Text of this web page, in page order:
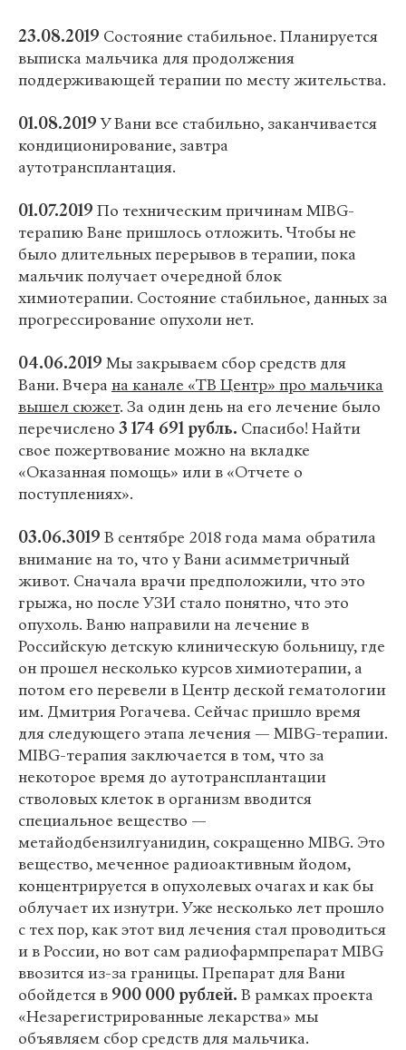
23.08.2019 Состояние стабильное. Планируется
выписка мальчика для продолжения
поддерживающей терапии по месту жительства.
01.08.2019У Вани все стабильно, заканчивается
кондиционирование, завтра
аутотрансплантация.
01.07.2019 По техническим причинам MIBG-
терапию Ване пришлось отложить. Чтобы не
было длительных перерывов в терапии, пока
мальчик получает очередной блок
химиотерапии. Состояние стабильное, данных за
прогрессирование опухоли нет.
04.06.2019 Мы закрываем сбор средств для
Вани. Вчера на канале «ТВ Центр» про мальчика
вышел сюжет. За один день на его лечение было
перечислено 3 174 691 рубль. Спасибо! Найти
свое пожертвование можно на вкладке
«Оказанная помощь» или в «Отчете о
поступлениях».
03.06.3019 В сентябре 2018 года мама обратила
внимание на то, что у Вани асимметричный
живот. Сначала врачи предположили, что это
грыжа, но после УЗИ стало понятно, что это
опухоль. Ваню направили на лечение в
Российскую детскую клиническую больницу, где
он прошел несколько курсов химиотерапии, а
потом его перевели в Центр деской гематологии
им. Дмитрия Рогачева. Сейчас пришло время
для следующего этапа лечения — MIBG-терапии.
MIBG-терапия заключается в том, что за
некоторое время до аутотрансплантации
стволовых клеток в организм вводится
специальное вещество —
метайодбензилгуанидин, сокращенно MIBG. Это
вещество, меченное радиоактивным йодом,
концентрируется в опухолевых очагах и как бы
облучает их изнутри. Уже несколько лет прошло
с тех пор, как этот вид лечения стал проводиться
и в России, но вот сам радиофармпрепарат MIBG
ввозится из-за границы. Препарат для Вани
обойдется в 900 000 рублей. В рамках проекта
«Незарегистрированные лекарства» мы
объявляем сбор средств для мальчика.